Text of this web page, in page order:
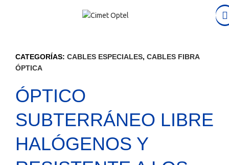
CATEGORÍAS: CABLES ESPECIALES, CABLES FIBRA
ÓPTICA
ÓPTICO
SUBTERRÁNEO LIBRE
HALÓGENOS Y